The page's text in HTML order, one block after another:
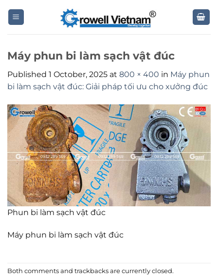
Máy phun bi làm sạch vật đúc
Published 1 October, 2025 at 800 × 400 in Máy phun
bi làm sạch vật đúc: Giải pháp tối ưu cho xưởng đúc
Phun bi làm sạch vật đúc
Máy phun bi làm sạch vật đúc
Both comments and trackbacks are currently closed.